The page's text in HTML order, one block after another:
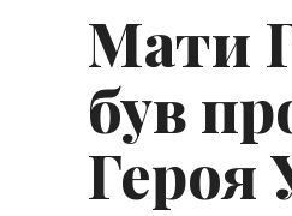
Мати
був
Героя